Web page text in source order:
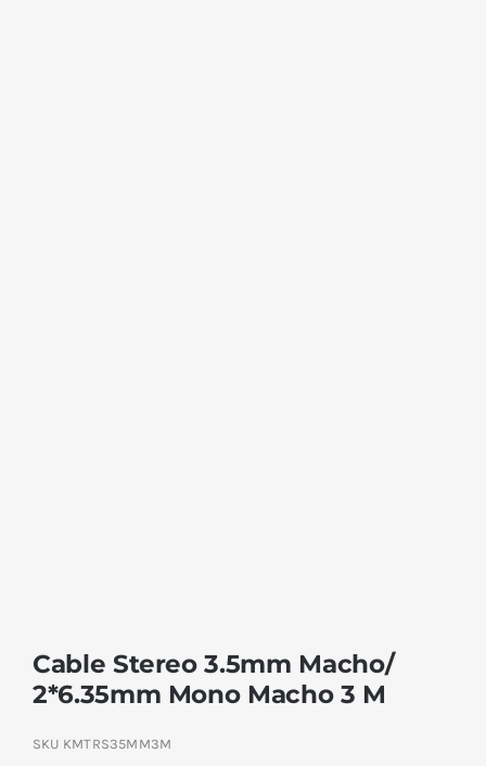
Cable Stereo 3.5mm Macho/
2*6.35mm Mono Macho 3 M
SKU KMTRS35MM3M